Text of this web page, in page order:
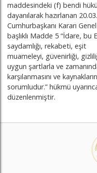
maddesindeki (f) bendi
dayanılarak hazırlanan
Cumhurbaşkanı Kararı
başlıklı Madde 5 “İdare, bu
saydamlığı, rekabeti, eşit
muameleyi, güvenirliği,
uygun şartlarla ve
karşılanmasını ve
sorumludur.” hükmü
düzenlenmiştir.